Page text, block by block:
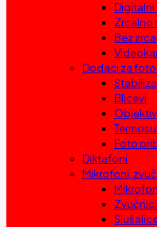
Zrcalno
Bez
Dodaci za
Blicevi
Foto
Diktafoni
Mikrofoni,
Zvučnici